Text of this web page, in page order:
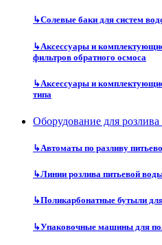
↳Солевые баки для систем
↳Аксессуары и
фильтров обратного осмоса
↳Аксессуары и
типа
Оборудование для
↳Автоматы по разливу
↳Линии розлива питьевой
↳Поликарбонатные бутыли
↳Упаковочные машины для